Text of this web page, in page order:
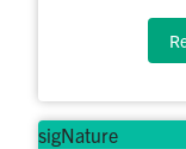
sigNature